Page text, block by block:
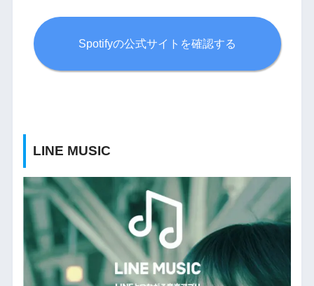
Spotifyの公式サイトを確認する
LINE MUSIC